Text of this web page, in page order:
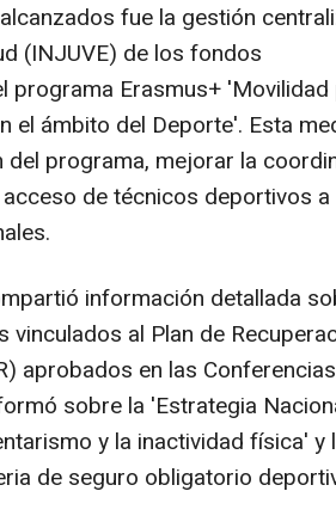
fue la gestión
(INJUVE) de los fondos
programa Erasmus+ 'Movilidad
el ámbito del Deporte'. Esta
programa, mejorar la
de técnicos deportivos a
información detallada
al Plan de
aprobados en las Conferencias
sobre la 'Estrategia
y la inactividad física' y
de seguro obligatorio